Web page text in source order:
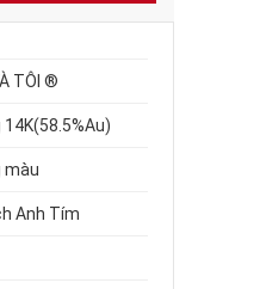
TÔI ®
14K(58.5%Au)
màu
Anh Tím